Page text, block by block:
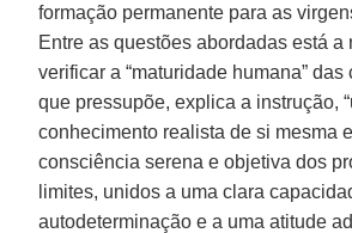
formação permanente para as
Entre as questões abordadas está a
verificar a “maturidade humana” das
que pressupõe, explica a instrução,
conhecimento realista de si mesma
consciência serena e objetiva dos
limites, unidos a uma clara
autodeterminação e a uma atitude